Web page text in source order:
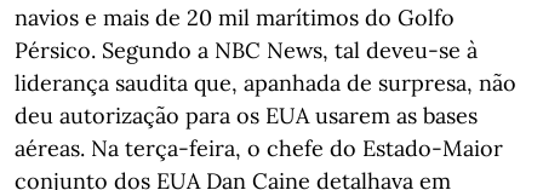
navios e mais de 20 mil marítimos do Golfo
Pérsico. Segundo a NBC News, tal deveu-se à
liderança saudita que, apanhada de surpresa, não
deu autorização para os EUA usarem as bases
aéreas. Na terça-feira, o chefe do Estado-Maior
conjunto dos EUA Dan Caine detalhava em